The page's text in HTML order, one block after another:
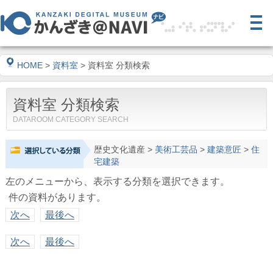
HOME > 資料室 > 資料室 分類検索
資料室 分類検索
DATAROOM CATEGORY SEARCH
歴史文化遺産> 美術工芸品 > 建築意匠 > 住
宅建築
左のメニューから、表示する分類を選択できます。
件の資料があります。
次へ
最後へ
次へ 最後へ